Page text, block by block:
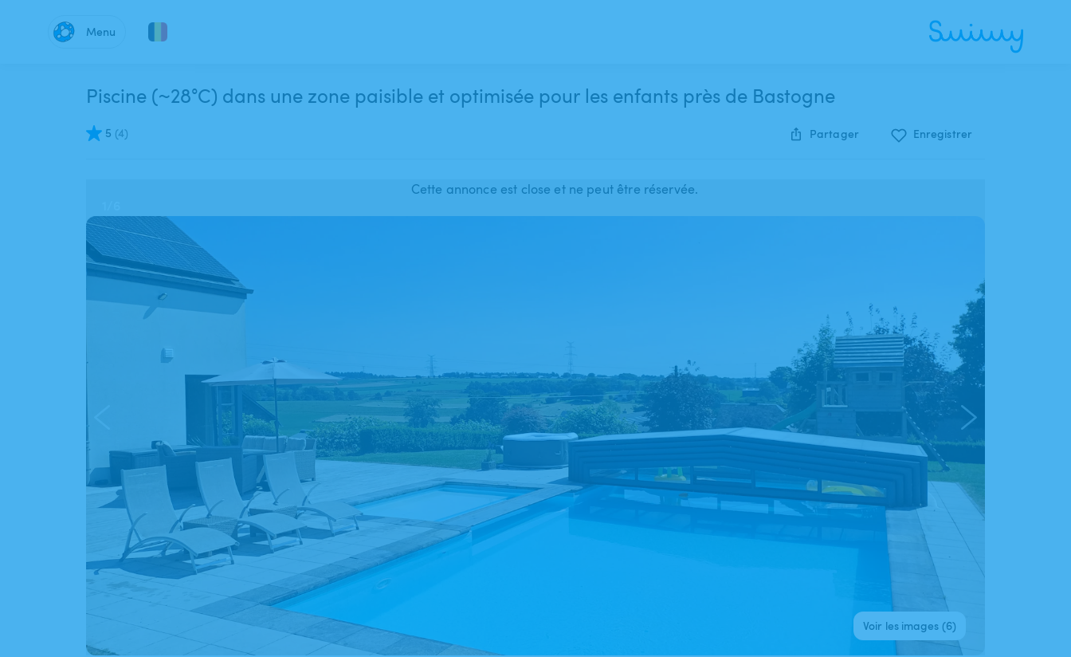
Menu
Piscine (~28°C) dans une zone paisible et optimisée pour les enfants près de Bastogne
5 (4) Partager Enregistrer
Cette annonce est close et ne peut être réservée.
Voir les images (6)